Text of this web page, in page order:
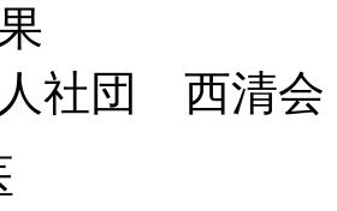
人社団 西清